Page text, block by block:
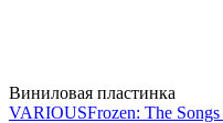
Виниловая пластинка
VARIOUSFrozen: The